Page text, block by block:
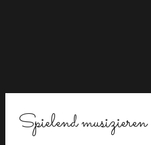
Spie­lend musizieren